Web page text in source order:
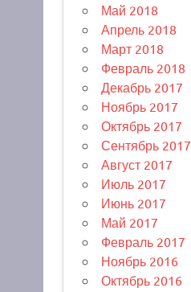
Май 2018
Апрель 2018
Март 2018
Февраль 2018
Декабрь 2017
Ноябрь 2017
Октябрь 2017
Сентябрь 2017
Август 2017
Июль 2017
Июнь 2017
Май 2017
Февраль 2017
Ноябрь 2016
Октябрь 2016